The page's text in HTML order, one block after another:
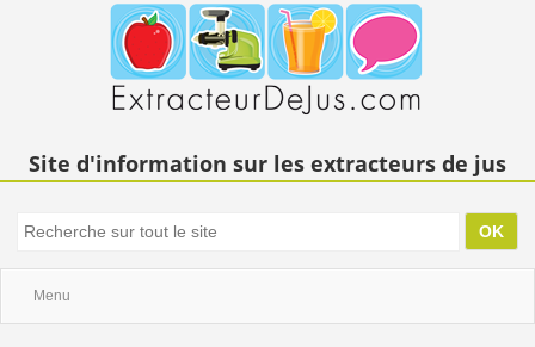
Site d'information sur les extracteurs de jus
Menu